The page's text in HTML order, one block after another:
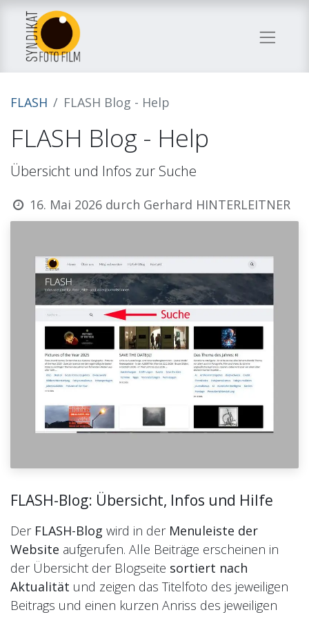
FLASH FLASH Blog - Help
FLASH Blog - Help
Übersicht und Infos zur Suche
16. Mai 2026 durch Gerhard HINTERLEITNER
FLASH-Blog: Übersicht, Infos und Hilfe
Der FLASH-Blog wird in derMenuleiste der
Website aufgerufen. Alle Beiträge erscheinen in
der Übersicht der Blogseite sortiert nach
Aktualität und zeigen das Titelfoto des jeweiligen
Beitrags und einen kurzen Anriss des jeweiligen